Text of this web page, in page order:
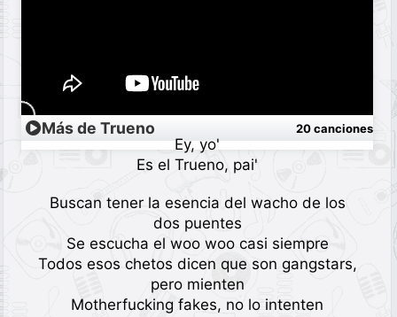
Ey, yo'
Es el Trueno, pai'
Buscan tener la esencia del wacho de los
dos puentes
Se escucha el woo woo casi siempre
Todos esos chetos dicen que son gangstars,
pero mienten
Motherfucking fakes, no lo intenten
Más de Trueno 20 canciones